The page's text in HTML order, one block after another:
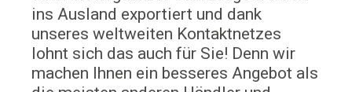
ins Ausland exportiert und dank
unseres weltweiten Kontaktnetzes
lohnt sich das auch für Sie! Denn wir
machen Ihnen ein besseres Angebot als